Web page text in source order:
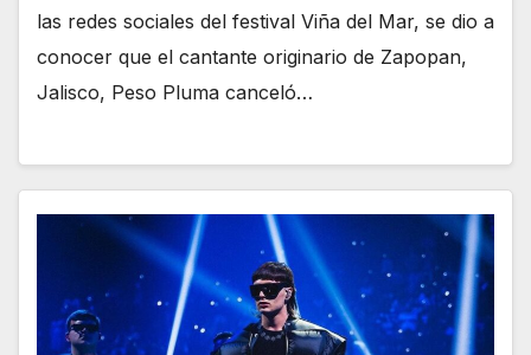
las redes sociales del festival Viña del Mar, se dio a
conocer que el cantante originario de Zapopan,
Jalisco, Peso Pluma canceló…